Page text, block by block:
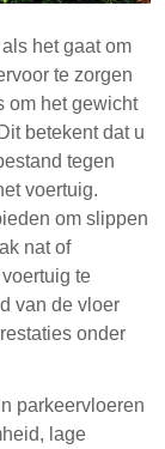
het gaat om
te zorgen
om het gewicht
betekent dat u
tegen
voertuig.
om slippen
nat of
te
van de vloer
onder
parkeervloeren
lage